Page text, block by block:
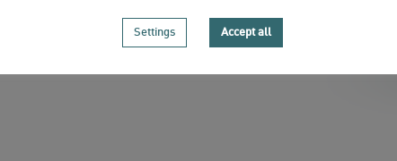
Settings Accept all